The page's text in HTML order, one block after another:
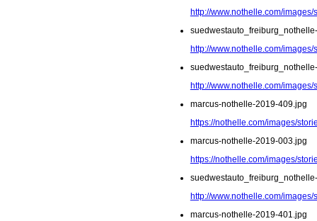
http://www.nothelle.com/
http://www.nothelle.com/
http://www.nothelle.com/
marcus-nothelle-2019-409.jpg
https://nothelle.com/images/
marcus-nothelle-2019-003.jpg
https://nothelle.com/images/
http://www.nothelle.com/
marcus-nothelle-2019-401.jpg